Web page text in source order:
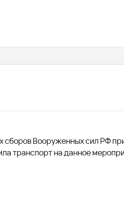
сборов Вооруженных сил РФ
транспорт на данное